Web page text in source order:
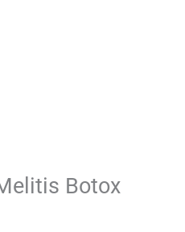
Botox